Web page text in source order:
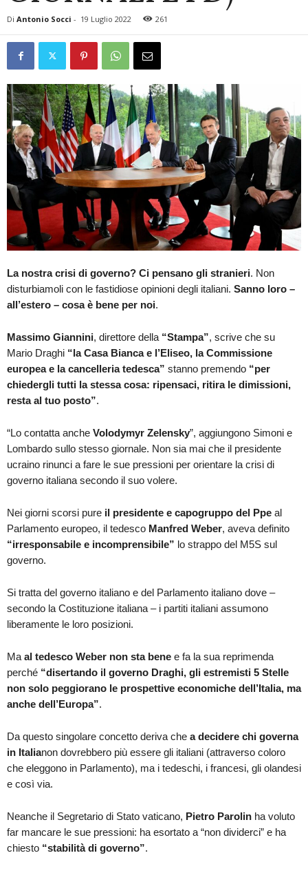
Di Antonio Socci - 19 Luglio 2022 261
La nostra crisi di governo? Ci pensano gli stranieri. Non
disturbiamoli con le fastidiose opinioni degli italiani. Sanno loro –
all’estero – cosa è bene per noi.
Massimo Giannini, direttore della “Stampa”, scrive che su
Mario Draghi “la Casa Bianca e l’Eliseo, la Commissione
europea e la cancelleria tedesca” stanno premendo “per
chiedergli tutti la stessa cosa: ripensaci, ritira le dimissioni,
resta al tuo posto”.
“Lo contatta anche Volodymyr Zelensky”, aggiungono Simoni e
Lombardo sullo stesso giornale. Non sia mai che il presidente
ucraino rinunci a fare le sue pressioni per orientare la crisi di
governo italiana secondo il suo volere.
Nei giorni scorsi pure il presidente e capogruppo del Ppe al
Parlamento europeo, il tedesco Manfred Weber, aveva definito
“irresponsabile e incomprensibile” lo strappo del M5S sul
governo.
Si tratta del governo italiano e del Parlamento italiano dove –
secondo la Costituzione italiana – i partiti italiani assumono
liberamente le loro posizioni.
Maal tedesco Weber non sta bene e fa la sua reprimenda
perché “disertando il governo Draghi, gli estremisti 5 Stelle
non solo peggiorano le prospettive economiche dell’Italia, ma
anche dell’Europa”.
Da questo singolare concetto deriva che a decidere chi governa
in Italianon dovrebbero più essere gli italiani (attraverso coloro
che eleggono in Parlamento), ma i tedeschi, i francesi, gli olandesi
e così via.
Neanche il Segretario di Stato vaticano, Pietro Parolin ha voluto
far mancare le sue pressioni: ha esortato a “non dividerci” e ha
chiesto “stabilità di governo”.